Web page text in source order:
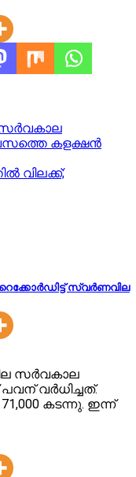
കളക്ഷന്‍
വിലക്ക്;
റെക്കോർഡിട്ട് സ്വർണവില
സർവകാല
വർധിച്ചത്.
കടന്നു. ഇന്ന്